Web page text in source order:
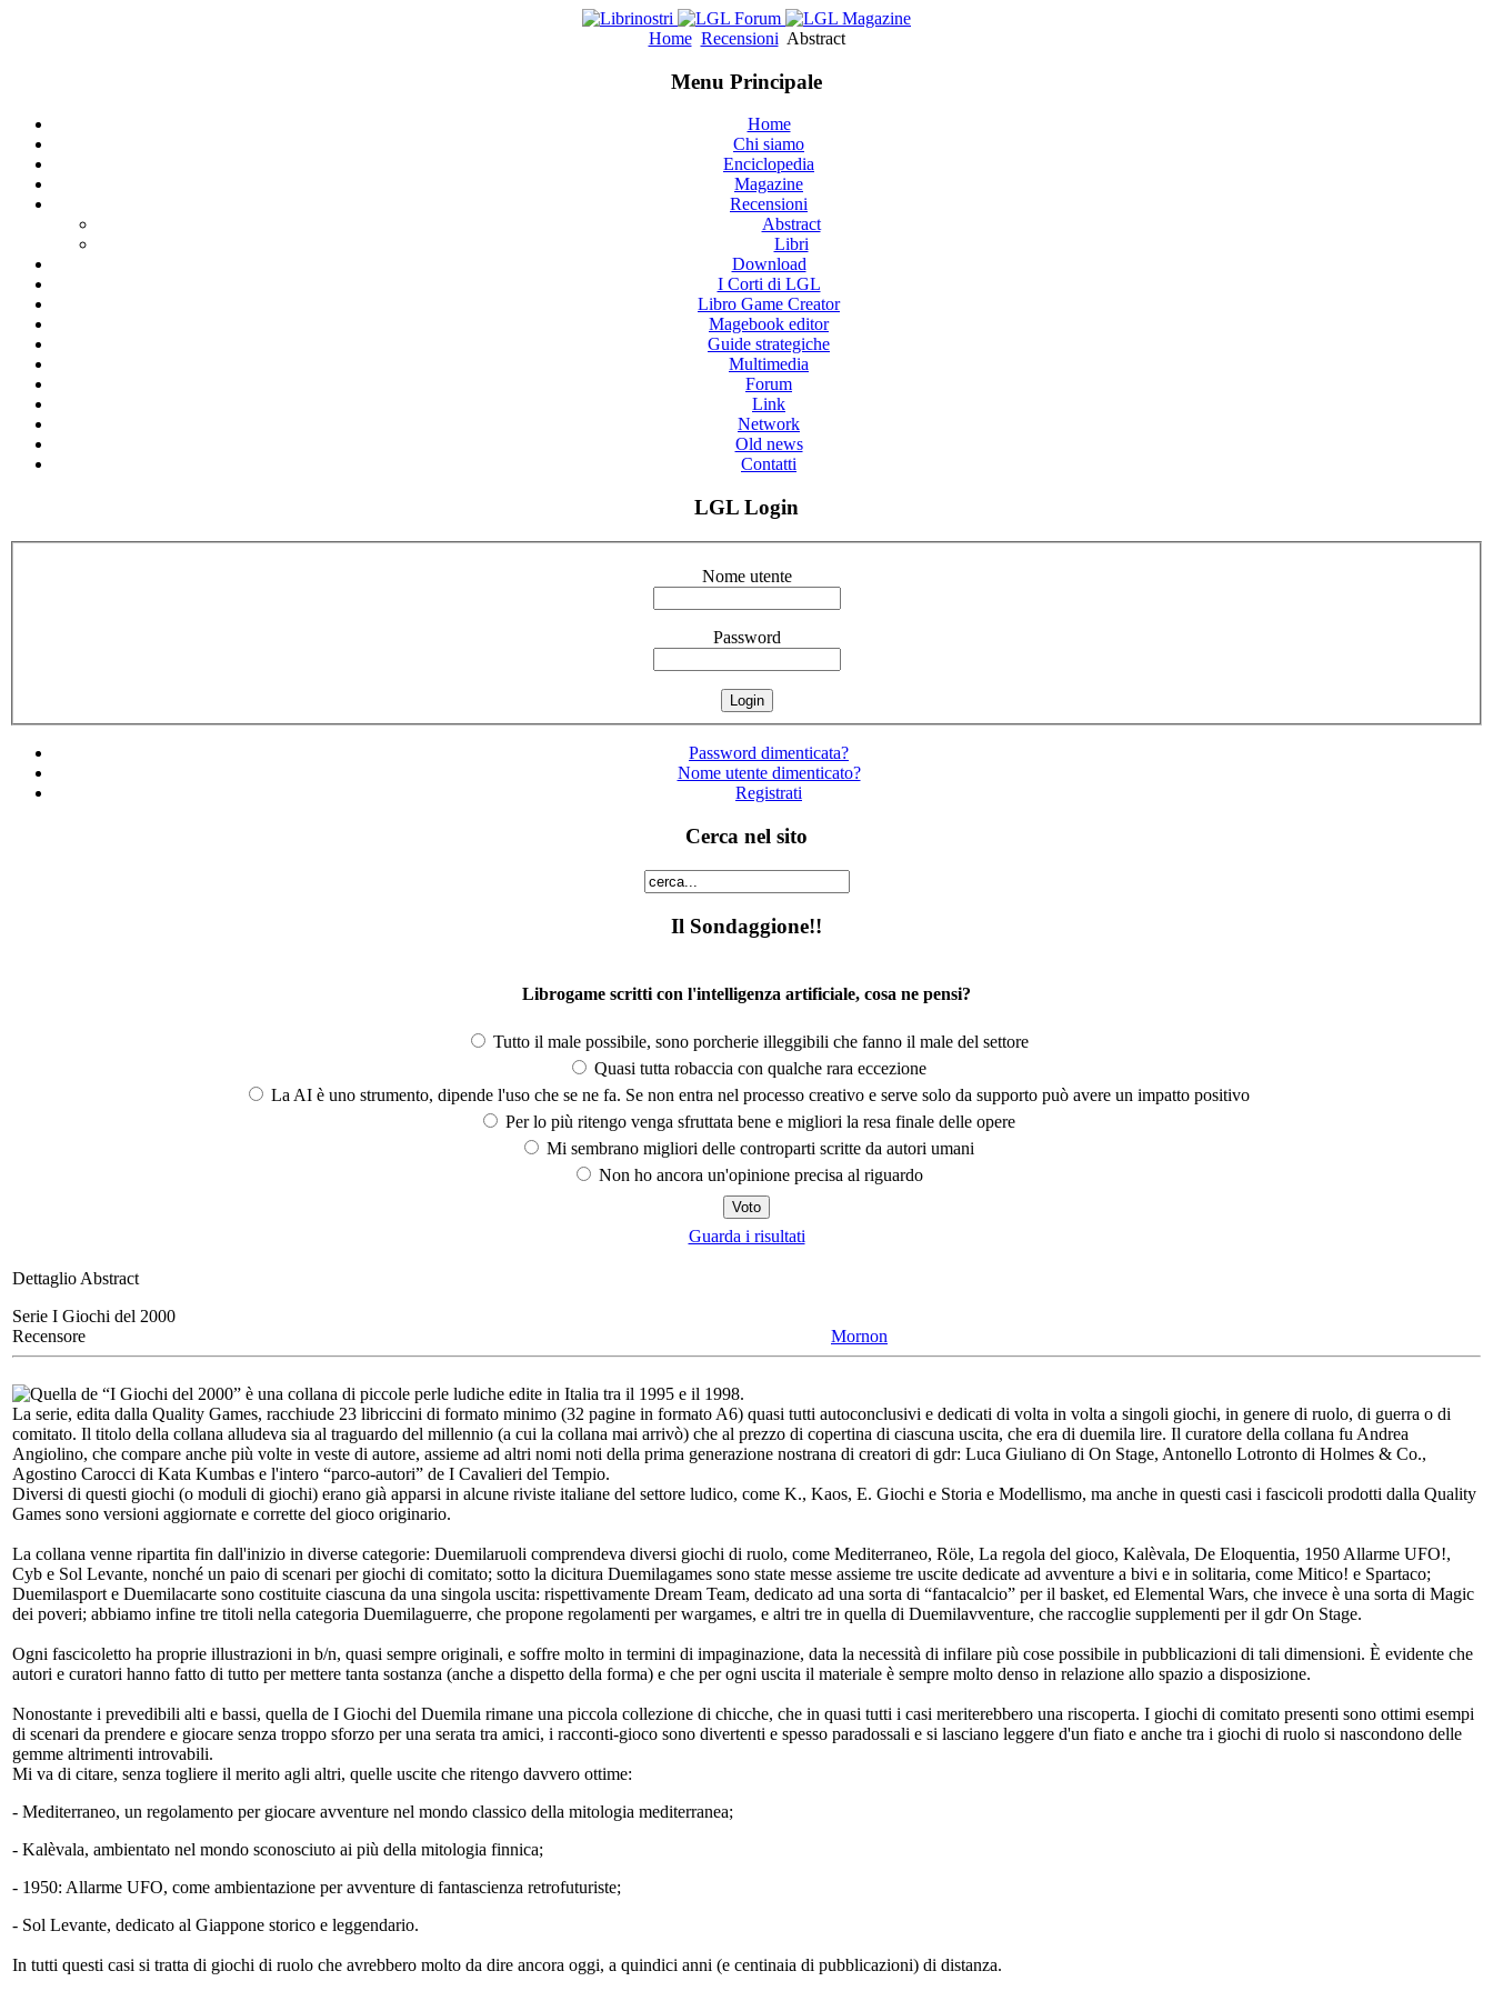
Home Recensioni Abstract
Menu Principale
Home
Chi siamo
Enciclopedia
Magazine
Recensioni
Abstract
Libri
Download
I Corti di LGL
Libro Game Creator
Magebook editor
Guide strategiche
Multimedia
Forum
Link
Network
Old news
Contatti
LGL Login
Nome utente
Password
Password dimenticata?
Nome utente dimenticato?
Registrati
Cerca nel sito
Il Sondaggione!!
Librogame scritti con l'intelligenza artificiale, cosa ne pensi?
Tutto il male possibile, sono porcherie illeggibili che fanno il male del settore
Quasi tutta robaccia con qualche rara eccezione
La AI è uno strumento, dipende l'uso che se ne fa. Se non entra nel processo creativo e serve solo da supporto può avere un impatto positivo
Per lo più ritengo venga sfruttata bene e migliori la resa finale delle opere
Mi sembrano migliori delle controparti scritte da autori umani
Non ho ancora un'opinione precisa al riguardo
Guarda i risultati
Dettaglio Abstract
Serie I Giochi del 2000
Recensore
Mornon
Quella de “I Giochi del 2000” è una collana di piccole perle ludiche edite in Italia tra il 1995 e il 1998.
La serie, edita dalla Quality Games, racchiude 23 libriccini di formato minimo (32 pagine in formato A6) quasi tutti autoconclusivi e dedicati di volta in volta a singoli giochi, in genere di ruolo, di guerra o di
comitato. Il titolo della collana alludeva sia al traguardo del millennio (a cui la collana mai arrivò) che al prezzo di copertina di ciascuna uscita, che era di duemila lire. Il curatore della collana fu Andrea
Angiolino, che compare anche più volte in veste di autore, assieme ad altri nomi noti della prima generazione nostrana di creatori di gdr: Luca Giuliano di On Stage, Antonello Lotronto di Holmes & Co.,
Agostino Carocci di Kata Kumbas e l'intero “parco-autori” de I Cavalieri del Tempio.
Diversi di questi giochi (o moduli di giochi) erano già apparsi in alcune riviste italiane del settore ludico, come K., Kaos, E. Giochi e Storia e Modellismo, ma anche in questi casi i fascicoli prodotti dalla Quality
Games sono versioni aggiornate e corrette del gioco originario.
La collana venne ripartita fin dall'inizio in diverse categorie: Duemilaruoli comprendeva diversi giochi di ruolo, come Mediterraneo, Röle, La regola del gioco, Kalèvala, De Eloquentia, 1950 Allarme UFO!,
Cyb e Sol Levante, nonché un paio di scenari per giochi di comitato; sotto la dicitura Duemilagames sono state messe assieme tre uscite dedicate ad avventure a bivi e in solitaria, come Mitico! e Spartaco;
Duemilasport e Duemilacarte sono costituite ciascuna da una singola uscita: rispettivamente Dream Team, dedicato ad una sorta di “fantacalcio” per il basket, ed Elemental Wars, che invece è una sorta di Magic
dei poveri; abbiamo infine tre titoli nella categoria Duemilaguerre, che propone regolamenti per wargames, e altri tre in quella di Duemilavventure, che raccoglie supplementi per il gdr On Stage.
Ogni fascicoletto ha proprie illustrazioni in b/n, quasi sempre originali, e soffre molto in termini di impaginazione, data la necessità di infilare più cose possibile in pubblicazioni di tali dimensioni. È evidente che
autori e curatori hanno fatto di tutto per mettere tanta sostanza (anche a dispetto della forma) e che per ogni uscita il materiale è sempre molto denso in relazione allo spazio a disposizione.
Nonostante i prevedibili alti e bassi, quella de I Giochi del Duemila rimane una piccola collezione di chicche, che in quasi tutti i casi meriterebbero una riscoperta. I giochi di comitato presenti sono ottimi esempi
di scenari da prendere e giocare senza troppo sforzo per una serata tra amici, i racconti-gioco sono divertenti e spesso paradossali e si lasciano leggere d'un fiato e anche tra i giochi di ruolo si nascondono delle
gemme altrimenti introvabili.
Mi va di citare, senza togliere il merito agli altri, quelle uscite che ritengo davvero ottime:
- Mediterraneo, un regolamento per giocare avventure nel mondo classico della mitologia mediterranea;
- Kalèvala, ambientato nel mondo sconosciuto ai più della mitologia finnica;
- 1950: Allarme UFO, come ambientazione per avventure di fantascienza retrofuturiste;
- Sol Levante, dedicato al Giappone storico e leggendario.
In tutti questi casi si tratta di giochi di ruolo che avrebbero molto da dire ancora oggi, a quindici anni (e centinaia di pubblicazioni) di distanza.